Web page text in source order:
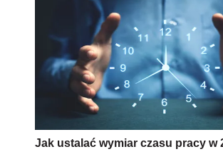
Jak ustalać wymiar czasu pracy w